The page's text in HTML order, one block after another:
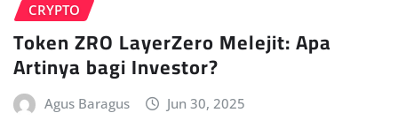
CRYPTO
Token ZRO LayerZero Melejit: Apa
Artinya bagi Investor?
Agus Baragus Jun 30, 2025